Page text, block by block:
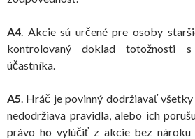
A4. Akcie sú určené pre osoby
kontrolovaný doklad totožnosti s
účastníka.
A5. Hráč je povinný dodržiavať
nedodržiava pravidla, alebo ich
právo ho vylúčiť z akcie bez nároku